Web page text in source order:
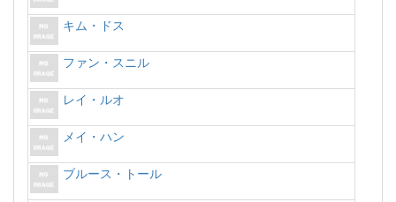
キム・ドス
ファン・スニル
レイ・ルオ
メイ・ハン
ブルース・トール